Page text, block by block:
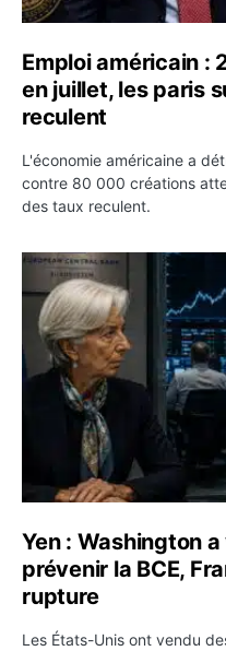
Emploi américain
en juillet, les paris
reculent
L'économie américaine a
contre 80 000 créations
des taux reculent.
Yen : Washington a
Yen : Washington
prévenir la BCE,
rupture
Les États-Unis ont vendu